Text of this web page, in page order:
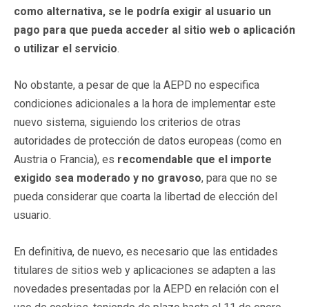
como alternativa, se le podría exigir al usuario un
pago para que pueda acceder al sitio web o aplicación
o utilizar el servicio.
No obstante, a pesar de que la AEPD no especifica
condiciones adicionales a la hora de implementar este
nuevo sistema, siguiendo los criterios de otras
autoridades de protección de datos europeas (como en
Austria o Francia), es recomendable que el importe
exigido sea moderado y no gravoso, para que no se
pueda considerar que coarta la libertad de elección del
usuario.
En definitiva, de nuevo, es necesario que las entidades
titulares de sitios web y aplicaciones se adapten a las
novedades presentadas por la AEPD en relación con el